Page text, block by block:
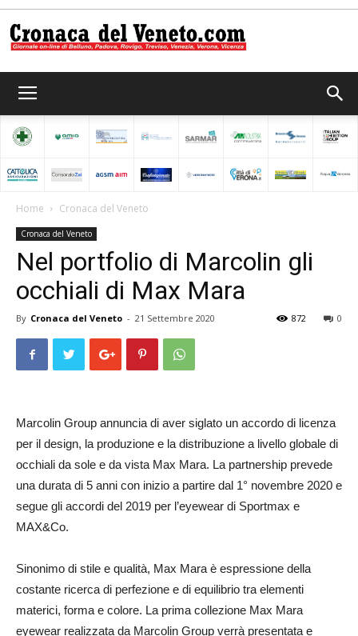
del
Home Cronaca del Veneto
Cronaca del Veneto
Nel portfolio di Marcolin gli
occhiali di Max Mara
By Cronaca del Veneto - 21 Settembre 2020 0
872
Marcolin Group annuncia di aver siglato un accordo di licenza
per il design, la produzione e la distribuzione a livello globale di
occhiali da sole e da vista Max Mara. La partnership prevede
una durata di 5 anni con inizio a partire dal 1° novembre 2020 e
segue gli accordi del 2019 per l’eyewear di Sportmax e
MAX&Co.
Sinonimo di stile e qualità, Max Mara è espressione della
costante ricerca di perfezione e di equilibrio tra elementi
materici, forma e colore. La prima collezione Max Mara
eyewear realizzata da Marcolin Group verrà presentata e